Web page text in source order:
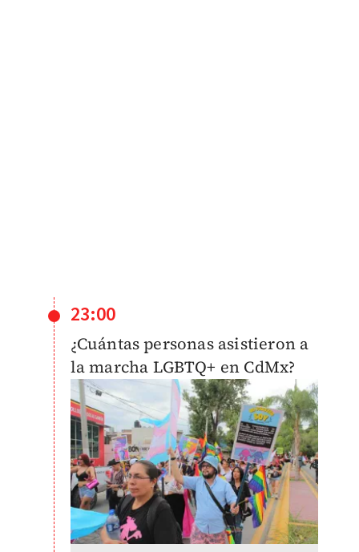
23:00
¿Cuántas personas asistieron a
la marcha LGBTQ+ en CdMx?